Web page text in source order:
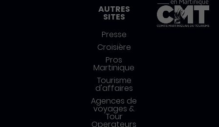
AUTRES
SITES
Presse
Croisière
Pros
Martinique
Tourisme
d'affaires
Agences de
voyages &
Tour
Operateurs